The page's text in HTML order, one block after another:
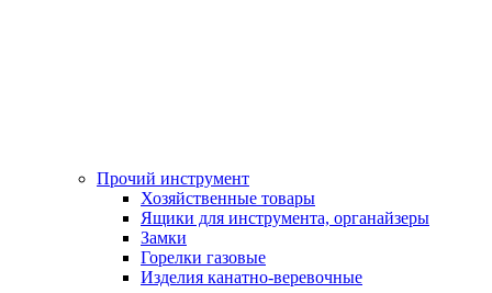
Прочий инструмент
Хозяйственные товары
Ящики для инструмента, органайзеры
Замки
Горелки газовые
Изделия канатно-веревочные